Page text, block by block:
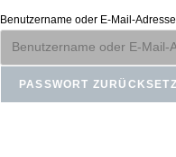
Benutzername oder E-Mail-Adresse